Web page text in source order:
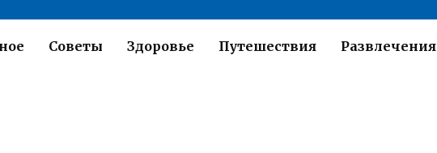
Советы Здоровье Путешествия Развлечения